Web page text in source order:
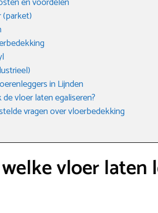
in Lijnden
vloer laten egaliseren?
vragen over vloerbedekking
vloer laten